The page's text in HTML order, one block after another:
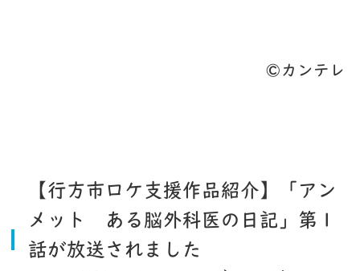
©カンテレ
【行方市ロケ支援作品紹介】「アン
メット ある脳外科医の日記」第１
話が放送されました